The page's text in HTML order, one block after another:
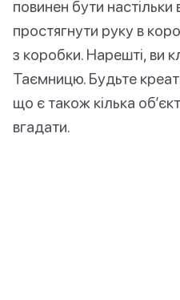
повинен бути
простягнути руку в
з коробки. Нарешті, ви
Таємницю. Будьте
що є також кілька
вгадати.